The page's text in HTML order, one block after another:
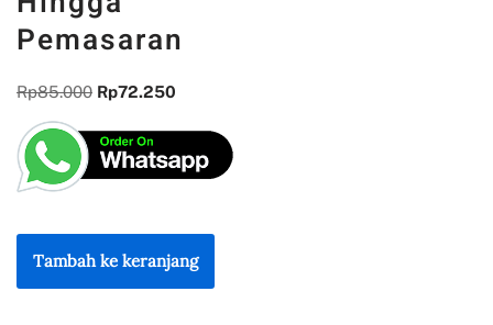
Pemasaran
Rp85.000 Rp72.250
Tambah ke keranjang